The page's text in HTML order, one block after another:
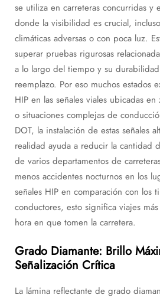
se utiliza en carreteras concurridas y
donde la visibilidad es crucial,
climáticas adversas o con poca luz.
superar pruebas rigurosas
a lo largo del tiempo y su
reemplazo. Por eso muchos estados
HIP en las señales viales ubicadas
o situaciones complejas de
DOT, la instalación de estas señales
realidad ayuda a reducir la cantidad
de varios departamentos de
menos accidentes nocturnos en los
señales HIP en comparación con los
conductores, esto significa viajes
hora en que tomen la carretera.
Grado Diamante: Brillo
Señalización Crítica
La lámina reflectante de grado